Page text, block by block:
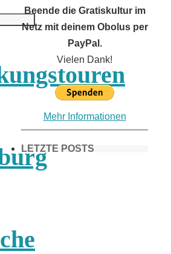
Beende die Gratiskultur im
Netz mit deinem Obolus per
PayPal.
Vielen Dank!
Mehr Informationen
LETZTE POSTS
München &